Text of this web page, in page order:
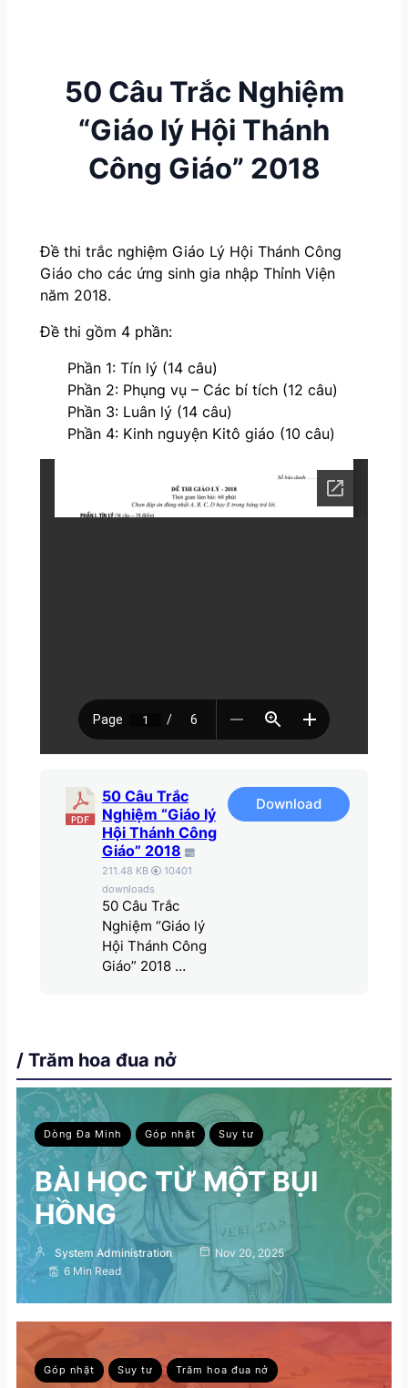
50 Câu Trắc Nghiệm
“Giáo lý Hội Thánh
Công Giáo” 2018
Đề thi trắc nghiệm Giáo Lý Hội Thánh Công
Giáo cho các ứng sinh gia nhập Thỉnh Viện
năm 2018.
Đề thi gồm 4 phần:
Phần 1: Tín lý (14 câu)
Phần 2: Phụng vụ – Các bí tích (12 câu)
Phần 3: Luân lý (14 câu)
Phần 4: Kinh nguyện Kitô giáo (10 câu)
50 Câu Trắc
Nghiệm “Giáo lý
Hội Thánh Công
Giáo” 2018
211.48 KB
10401
downloads
50 Câu Trắc
Nghiệm “Giáo lý
Hội Thánh Công
Giáo” 2018 …
Download
/ Trăm hoa đua nở
Dòng Đa Minh Góp nhặt Suy tư
BÀI HỌC TỪ MỘT BỤI
HỒNG
System Administration
Nov 20, 2025
6 Min Read
Góp nhặt Suy tư Trăm hoa đua nở